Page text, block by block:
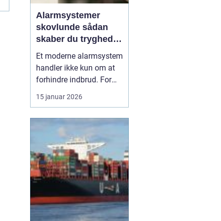
Alarmsystemer
skovlunde sådan
skaber du tryghed i
hverdagen
Et moderne alarmsystem
handler ikke kun om at
forhindre indbrud. For
mange familier og
virksomheder i
også om ro i maven, når
de forlader hjem eller
arbejdsplads. Med de
rette løsninger kan du
både forebygge ubudne
gæster, reage...
15 januar 2026